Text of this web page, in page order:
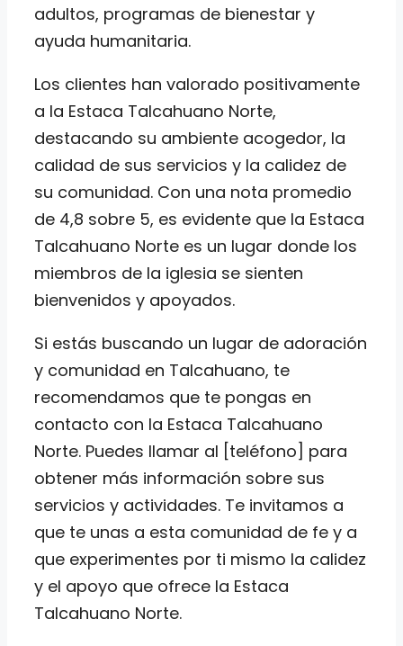
adultos, programas de bienestar y
ayuda humanitaria.
Los clientes han valorado positivamente
a la Estaca Talcahuano Norte,
destacando su ambiente acogedor, la
calidad de sus servicios y la calidez de
su comunidad. Con una nota promedio
de 4,8 sobre 5, es evidente que la Estaca
Talcahuano Norte es un lugar donde los
miembros de la iglesia se sienten
bienvenidos y apoyados.
Si estás buscando un lugar de adoración
y comunidad en Talcahuano, te
recomendamos que te pongas en
contacto con la Estaca Talcahuano
Norte. Puedes llamar al [teléfono] para
obtener más información sobre sus
servicios y actividades. Te invitamos a
que te unas a esta comunidad de fe y a
que experimentes por ti mismo la calidez
y el apoyo que ofrece la Estaca
Talcahuano Norte.